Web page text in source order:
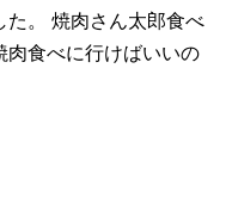
。
焼肉さん太郎食べ
肉食べに行けばいいの